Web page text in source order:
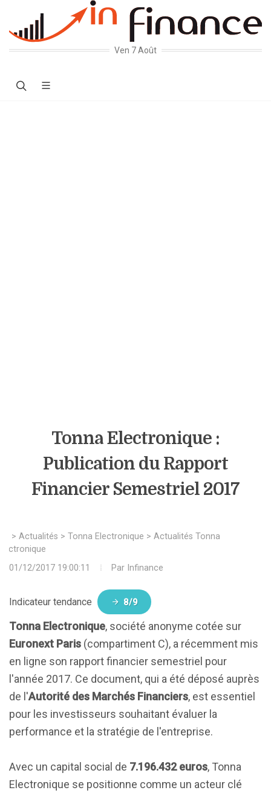
Ven 7 Août
Tonna Electronique :
Publication du Rapport
Financier Semestriel 2017
> Actualités > Tonna Electronique > Actualités Tonna
01/12/2017 19:00:11
Par Infinance
Indicateur tendance 8/9
Tonna Electronique, société anonyme cotée sur
Euronext Paris (compartiment C), a récemment mis
en ligne son rapport financier semestriel pour
l'année 2017. Ce document, qui a été déposé auprès
de l'Autorité des Marchés Financiers, est essentiel
pour les investisseurs souhaitant évaluer la
performance et la stratégie de l'entreprise.
Avec un capital social de 7.196.432 euros, Tonna
Electronique se positionne comme un acteur clé